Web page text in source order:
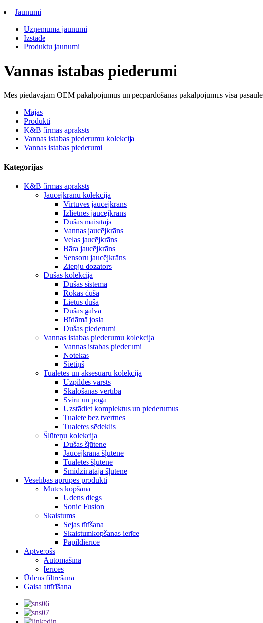
Jaunumi
Uzņēmuma jaunumi
Izstāde
Produktu jaunumi
Vannas istabas piederumi
Mēs piedāvājam OEM pakalpojumus un pēcpārdošanas pakalpojumus visā pasaulē
Mājas
Produkti
K&B firmas apraksts
Vannas istabas piederumu kolekcija
Vannas istabas piederumi
Kategorijas
K&B firmas apraksts
Jaucējkrānu kolekcija
Virtuves jaucējkrāns
Izlietnes jaucējkrāns
Dušas maisītājs
Vannas jaucējkrāns
Veļas jaucējkrāns
Bāra jaucējkrāns
Sensoru jaucējkrāns
Ziepju dozators
Dušas kolekcija
Dušas sistēma
Rokas duša
Lietus duša
Dušas galva
Bīdāmā josla
Dušas piederumi
Vannas istabas piederumu kolekcija
Vannas istabas piederumi
Notekas
Sietiņš
Tualetes un aksesuāru kolekcija
Uzpildes vārsts
Skalošanas vērtība
Svira un poga
Uzstādiet komplektus un piederumus
Tualete bez tvertnes
Tualetes sēdeklis
Šļūteņu kolekcija
Dušas šļūtene
Jaucējkrāna šļūtene
Tualetes šļūtene
Smidzinātāja šļūtene
Veselības aprūpes produkti
Mutes kopšana
Ūdens diegs
Sonic Fusion
Skaistums
Sejas tīrīšana
Skaistumkopšanas ierīce
Papildierīce
Aptverošs
Automašīna
Ierīces
Ūdens filtrēšana
Gaisa attīrīšana